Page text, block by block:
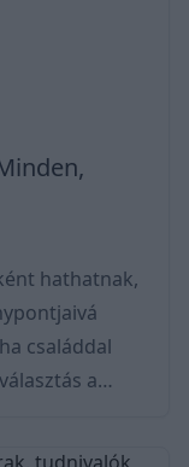
hathatnak,
családdal
a